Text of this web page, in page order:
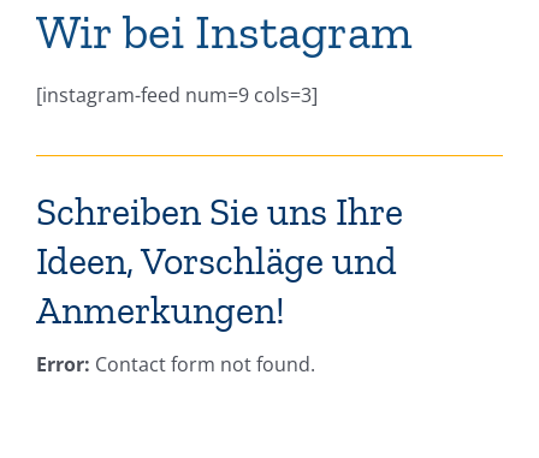
Wir bei Instagram
[instagram-feed num=9 cols=3]
Schreiben Sie uns Ihre
Ideen, Vorschläge und
Anmerkungen!
Error: Contact form not found.